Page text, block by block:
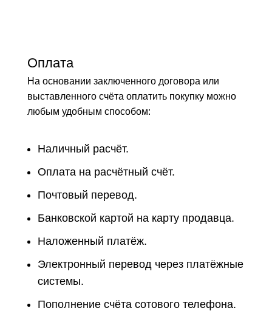
Оплата
На основании заключенного договора или
выставленного счёта оплатить покупку можно
любым удобным способом:
Наличный расчёт.
Оплата на расчётный счёт.
Почтовый перевод.
Банковской картой на карту продавца.
Наложенный платёж.
Электронный перевод через платёжные
системы.
Пополнение счёта сотового телефона.